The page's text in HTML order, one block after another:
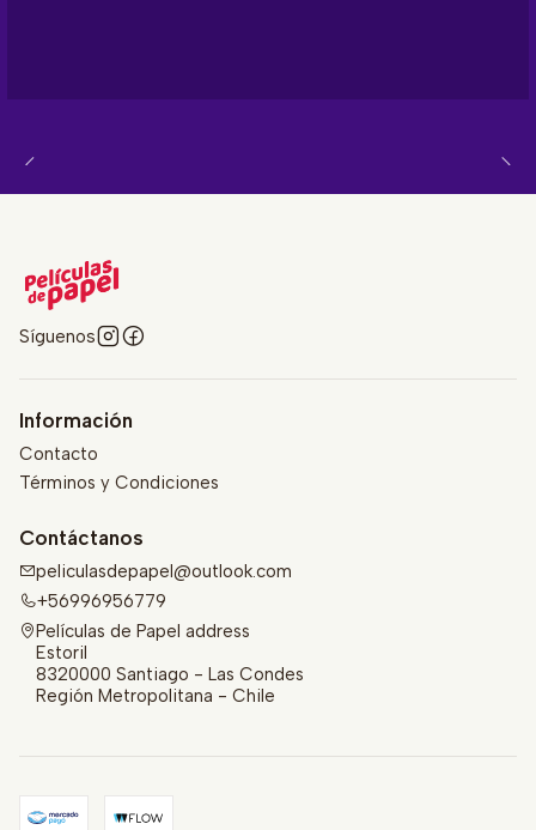
Síguenos
Información
Contacto
Términos y Condiciones
Contáctanos
peliculasdepapel@outlook.com
+56996956779
Películas de Papel address
Estoril
8320000 Santiago - Las Condes
Región Metropolitana - Chile